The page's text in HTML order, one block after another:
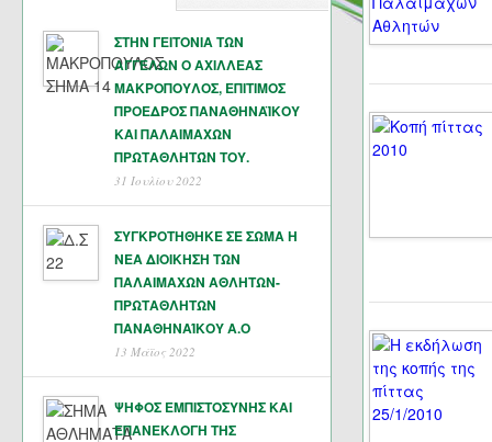
ΣΤΗΝ ΓΕΙΤΟΝΙΑ ΤΩΝ
ΑΓΓΕΛΩΝ Ο ΑΧΙΛΛΕΑΣ
ΜΑΚΡΟΠΟΥΛΟΣ, ΕΠΙΤΙΜΟΣ
ΠΡΟΕΔΡΟΣ ΠΑΝΑΘΗΝΑΪΚΟΥ
ΚΑΙ ΠΑΛΑΙΜΑΧΩΝ
ΠΡΩΤΑΘΛΗΤΏΝ ΤΟΥ.
31 Ιουλίου 2022
ΣΥΓΚΡΟΤΗΘΗΚΕ ΣΕ ΣΩΜΑ Η
ΝΕΑ ΔΙΟΙΚΗΣΗ ΤΩΝ
ΠΑΛΑΙΜΑΧΩΝ ΑΘΛΗΤΩΝ-
ΠΡΩΤΑΘΛΗΤΩΝ
ΠΑΝΑΘΗΝΑΊΚΟΥ Α.Ο
13 Μάϊος 2022
ΨΗΦΟΣ ΕΜΠΙΣΤΟΣΥΝΗΣ ΚΑΙ
ΕΠΑΝΕΚΛΟΓΗ ΤΗΣ